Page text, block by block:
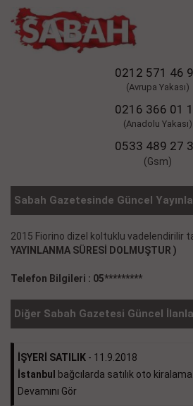
0212 571 46
(Avrupa Yakası)
0216 366 01
(Anadolu Yakası)
0533 489 27
(Gsm)
Sabah Gazetesinde Güncel
2015 Fiorino dizel koltuklu vadelendirilir
YAYINLANMA SÜRESİ DOLMUŞTUR )
Telefon Bilgileri : 05*********
Diğer Sabah Gazetesi Güncel
İŞYERİ SATILIK - 11.9.2018
İstanbul
bağcılarda satılık oto
Devamını Gör